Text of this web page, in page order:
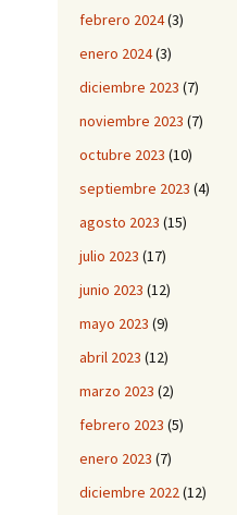
febrero 2024(3)
enero 2024(3)
diciembre 2023 (7)
noviembre 2023 (7)
octubre 2023 (10)
septiembre 2023 (4)
agosto 2023 (15)
julio 2023 (17)
junio 2023 (12)
mayo 2023 (9)
abril 2023 (12)
marzo 2023 (2)
febrero 2023 (5)
enero 2023 (7)
diciembre 2022(12)